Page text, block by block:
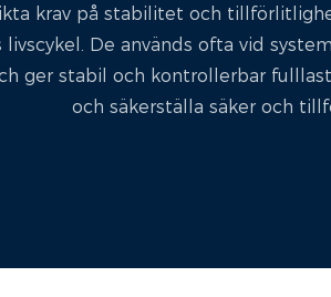
krav på stabilitet och
De används ofta vid
ger stabil och kontrollerbar
och säkerställa säker och